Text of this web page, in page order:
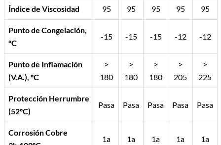
Índice de Viscosidad 95 95 95 95 95
Punto de Congelación,
ºC
-15 -15 -15 -12 -12
Punto de Inflamación
(V.A.), ºC
>
180
>
180
>
180
>
205
>
225
Protección Herrumbre
(52ºC)
Pasa Pasa Pasa Pasa Pasa
Corrosión Cobre
1a 1a 1a 1a 1a